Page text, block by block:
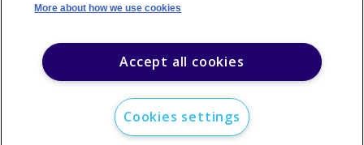
More about how we use cookies
Accept all cookies
Cookies settings